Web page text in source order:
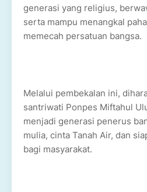
generasi yang religius,
serta mampu menangkal
memecah persatuan bangsa.
Melalui pembekalan ini,
santriwati Ponpes Miftahul
menjadi generasi penerus
mulia, cinta Tanah Air, dan
bagi masyarakat.